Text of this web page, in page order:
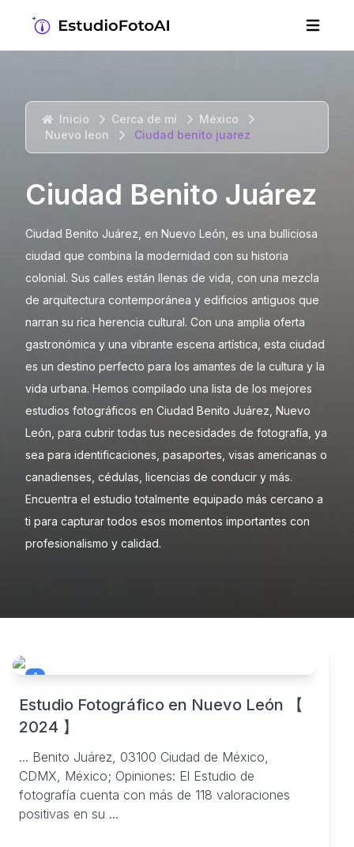
Inicio Cerca de mí
México
Nuevo leon
Ciudad benito juarez
Ciudad Benito Juárez
Ciudad Benito Juárez, en Nuevo León, es una bulliciosa
ciudad que combina la modernidad con su historia
colonial. Sus calles están llenas de vida, con una mezcla
de arquitectura contemporánea y edificios antiguos que
narran su rica herencia cultural. Con una amplia oferta
gastronómica y una vibrante escena artística, esta ciudad
es un destino perfecto para los amantes de la cultura y la
vida urbana. Hemos compilado una lista de los mejores
estudios fotográficos en Ciudad Benito Juárez, Nuevo
León, para cubrir todas tus necesidades de fotografía, ya
sea para identificaciones, pasaportes, visas americanas o
canadienses, cédulas, licencias de conducir y más.
Encuentra el estudio totalmente equipado más cercano a
ti para capturar todos esos momentos importantes con
profesionalismo y calidad.
1
Estudio Fotográfico en Nuevo León 【
2024 】
... Benito Juárez, 03100 Ciudad de México,
CDMX, México; Opiniones: El Estudio de
fotografía cuenta con más de 118 valoraciones
positivas en su ...